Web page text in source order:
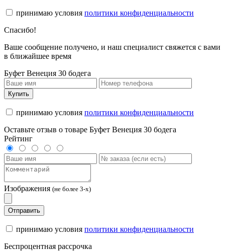
принимаю условия политики конфиденциальности
Спасибо!
Ваше сообщение получено, и наш специалист свяжется с вами
в ближайшее время
Буфет Венеция 30 бодега
Купить
принимаю условия политики конфиденциальности
Оставьте отзыв о товаре Буфет Венеция 30 бодега
Рейтинг
Изображения (не более 3-х)
Отправить
принимаю условия политики конфиденциальности
Беспроцентная рассрочка